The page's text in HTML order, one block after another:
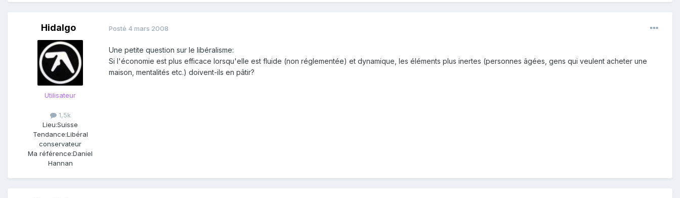
Hidalgo
Utilisateur
1,5k
Lieu:Suisse
Tendance:Libéral
conservateur
Ma référence:Daniel
Hannan
Posté 4 mars 2008
Une petite question sur le libéralisme:
Si l'économie est plus efficace lorsqu'elle est fluide (non réglementée) et dynamique, les éléments plus inertes (personnes âgées, gens qui veulent acheter une
maison, mentalités etc.) doivent-ils en pâtir?